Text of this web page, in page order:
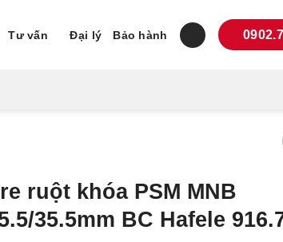
Tư vấn Đại lý Bảo hành
ruột khóa PSM MNB
35.5mm BC Hafele